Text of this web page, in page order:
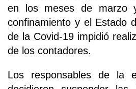
en los meses de marzo
confinamiento y el Estado
de la Covid-19 impidió
de los contadores.
Los responsables de la